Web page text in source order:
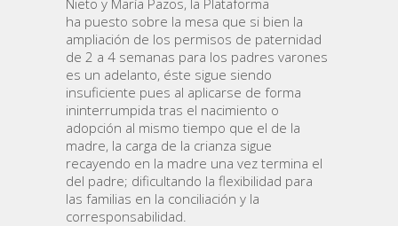
ha puesto sobre la mesa que si bien la
ampliación de los permisos de paternidad
de 2 a 4 semanas para los padres varones
es un adelanto, éste sigue siendo
insuficiente pues al aplicarse de forma
ininterrumpida tras el nacimiento o
adopción al mismo tiempo que el de la
madre, la carga de la crianza sigue
recayendo en la madre una vez termina el
del padre; dificultando la flexibilidad para
las familias en la conciliación y la
corresponsabilidad.